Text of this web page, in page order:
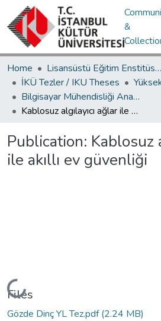
&
Home
Lisansüstü Eğitim Enstitüsü / Postgraduate Education Institute
İKÜ Tezler / IKU Theses
Bilgisayar Mühendisliği Ana Bilim Dalı / Department of Computer Engineering
Kablosuz algılayıcı ağlar ile akıllı ev güvenliği
Publication: Kablosuz
ile akıllı ev güvenliği
Files
Gözde Dinç YL Tez.pdf(2.24 MB)